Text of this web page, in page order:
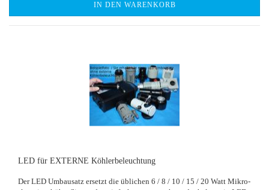
IN DEN WARENKORB
LED für EX­TER­NE Köh­ler­be­leuch­tung
Der LED Um­bau­satz er­setzt die üb­li­chen 6 / 8 / 10 / 15 / 20 Watt Mi­kro­